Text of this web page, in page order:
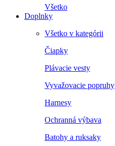
Všetko
Doplnky
Všetko v kategórii
Čiapky
Plávacie vesty
Vyvažovacie popruhy
Harnesy
Ochranná výbava
Batohy a ruksaky